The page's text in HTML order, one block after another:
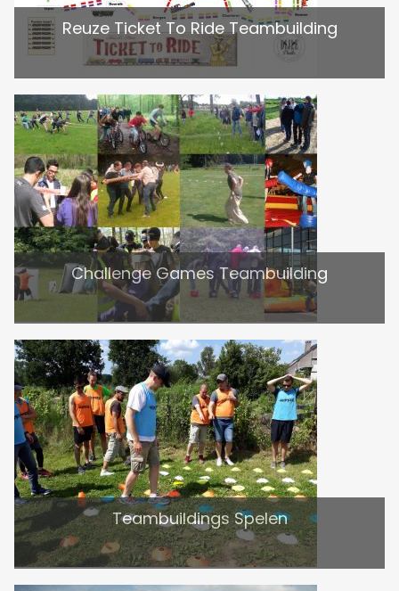
Reuze Ticket To Ride Teambuilding
Challenge Games Teambuilding
Teambuildings Spelen